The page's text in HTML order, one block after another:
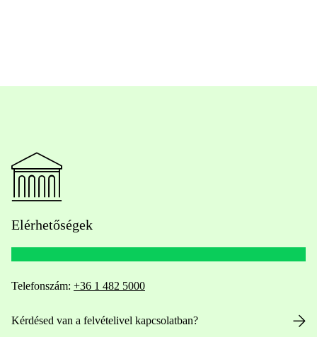
Elérhetőségek
Telefonszám: +36 1 482 5000
Kérdésed van a felvételivel kapcsolatban?